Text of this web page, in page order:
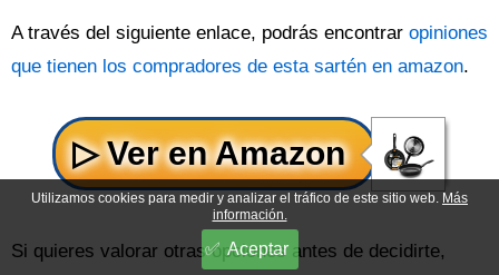
A través del siguiente enlace, podrás encontrar opiniones
que tienen los compradores de esta sartén en amazon.
Si quieres valorar otras opciones antes de decidirte,
Utilizamos cookies para medir y analizar el tráfico de este sitio web. Más
información.
Aceptar